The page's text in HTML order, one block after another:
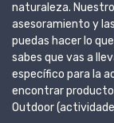
naturaleza.
asesoramiento y
puedas hacer lo
sabes que vas a
específico para la
encontrar
Outdoor